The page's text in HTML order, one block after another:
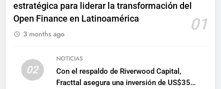
estratégica para liderar la transformación del
Open Finance en Latinoamérica
01
3 months ago
02
NOTICIAS
Con el respaldo de Riverwood Capital,
Fracttal asegura una inversión de US$35